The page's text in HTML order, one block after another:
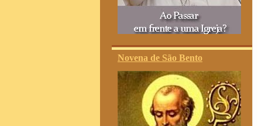
Novena de São Bento